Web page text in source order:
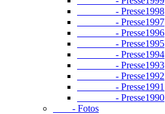
- Presse1998
- Presse1997
- Presse1996
- Presse1995
- Presse1994
- Presse1993
- Presse1992
- Presse1991
- Presse1990
- Fotos